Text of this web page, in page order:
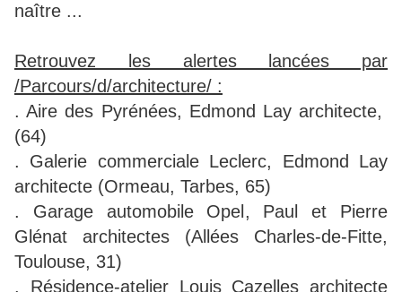
naître ...
Retrouvez les alertes lancées par
/Parcours/d/architecture/ :
. Aire des Pyrénées, Edmond Lay architecte,
(64)
. Galerie commerciale Leclerc, Edmond Lay
architecte (Ormeau, Tarbes, 65)
. Garage automobile Opel, Paul et Pierre
Glénat architectes (Allées Charles-de-Fitte,
Toulouse, 31)
. Résidence-atelier Louis Cazelles architecte